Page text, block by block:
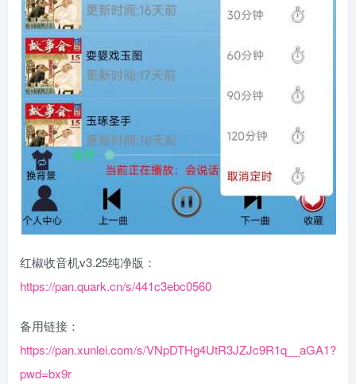
红椒收音机v3.25纯净版：
https://pan.quark.cn/s/441c3ebc0560
备用链接：
https://pan.xunlei.com/s/VNpDTHg4UtR3JZJc9R1q__aGA1?
pwd=bx9r